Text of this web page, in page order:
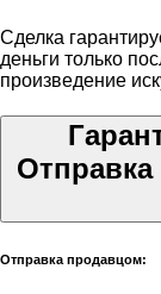
Сделка
деньги только
произведение
Отправка продавцом: